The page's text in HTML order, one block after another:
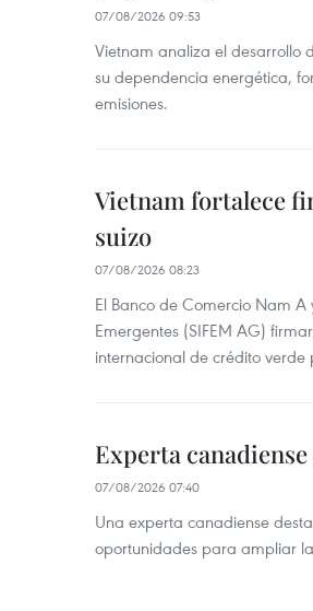
07/08/2026 09:53
Vietnam analiza el desarrollo
su dependencia energética,
emisiones.
Vietnam fortalece
suizo
07/08/2026 08:23
El Banco de Comercio Nam
Emergentes (SIFEM AG)
internacional de crédito
Experta
07/08/2026 07:40
Una experta canadiense
oportunidades para ampliar